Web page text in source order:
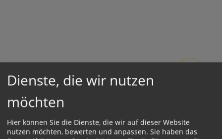
Dienste, die wir nutzen
möchten
Hier können Sie die Dienste, die wir auf dieser Website
nutzen möchten, bewerten und anpassen. Sie haben das